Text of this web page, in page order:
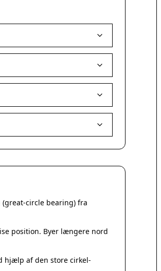
Nakskov
Nykøbing Sjælland
Præstø
Stege
Svendstrup
Faaborg
Munkebo
Otterup
Ebeltoft
circle bearing) fra
position. Byer længere nord
hjælp af den store cirkel-